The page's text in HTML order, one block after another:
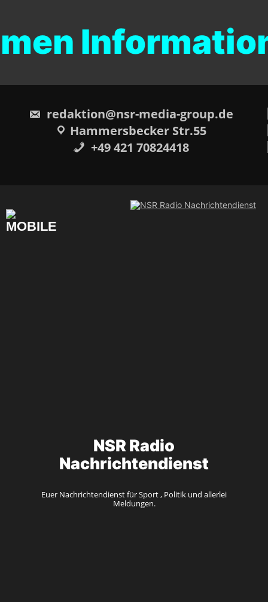
redaktion@nsr-media-group.de
Hammersbecker Str.55
+49 421 70824418
NSR Radio
Nachrichtendienst
Euer Nachrichtendienst für Sport , Politik und allerlei
Meldungen.